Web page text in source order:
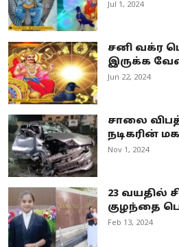
Jul 1, 2024
சனி வக்ர
இருக்க
Jun 22, 2024
சாலை
நடிகரின்
Nov 1, 2024
23 வயதில்
குழந்தை
Feb 13, 2024